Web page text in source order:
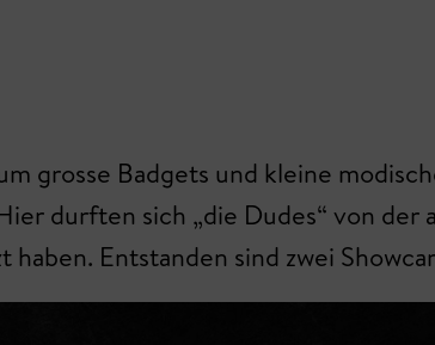
grosse Badgets und kleine
durften sich „die Dudes“ von der
Entstanden sind zwei